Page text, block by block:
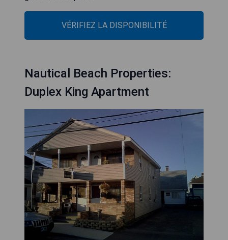
VÉRIFIEZ LA DISPONIBILITÉ
Nautical Beach Properties:
Duplex King Apartment